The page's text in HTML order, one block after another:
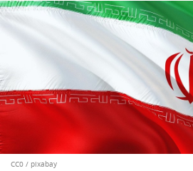
CC0 / pixabay